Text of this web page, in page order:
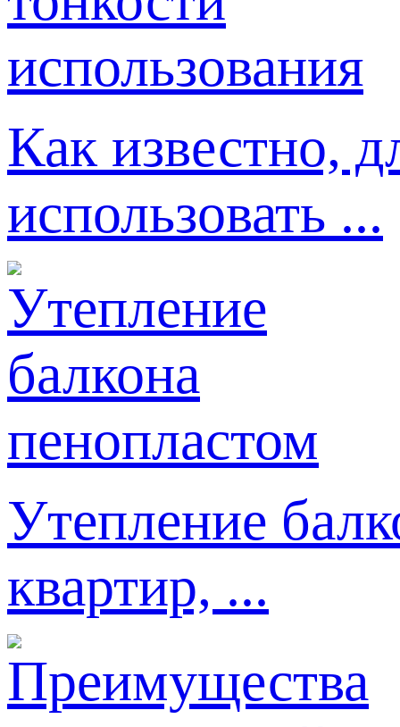
Как известно,
использовать ...
Утепление
квартир, ...